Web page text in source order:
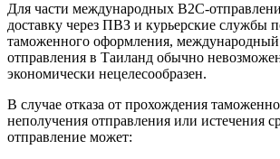
Для части международных B2C-
доставку через ПВЗ и курьерские службы
таможенного оформления, международный
отправления в Таиланд обычно
экономически нецелесообразен.
В случае отказа от прохождения
неполучения отправления или истечения
отправление может: